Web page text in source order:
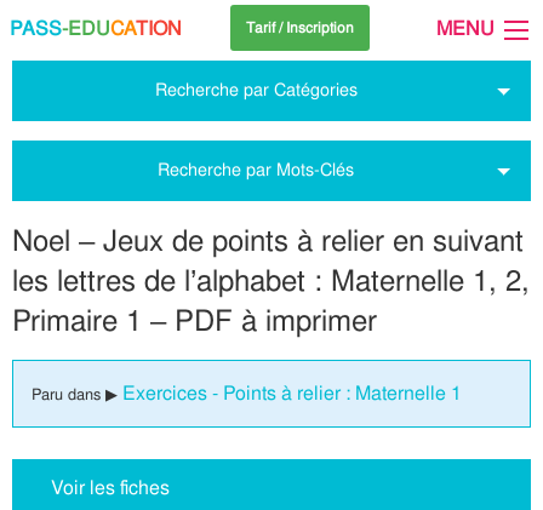
PASS-EDUCATION Tarif / Inscription MENU
Recherche par Catégories
Recherche par Mots-Clés
Noel – Jeux de points à relier en suivant
les lettres de l’alphabet : Maternelle 1, 2,
Primaire 1 – PDF à imprimer
Paru dans ▶ Exercices - Points à relier : Maternelle 1
Voir les fiches